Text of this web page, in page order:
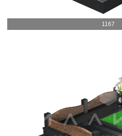
1167